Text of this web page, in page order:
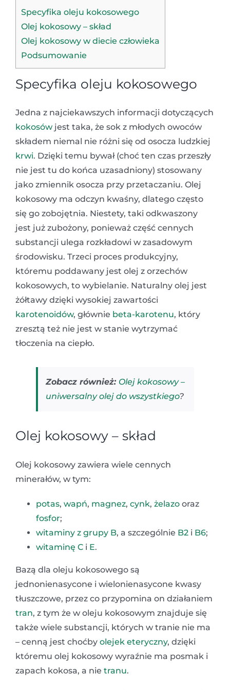
Specyfika oleju kokosowego
Olej kokosowy – skład
Olej kokosowy w diecie człowieka
Podsumowanie
Specyfika oleju kokosowego
Jedna z najciekawszych informacji dotyczących
kokosów jest taka, że sok z młodych owoców
składem niemal nie różni się od osocza ludzkiej
krwi. Dzięki temu bywał (choć ten czas przeszły
nie jest tu do końca uzasadniony) stosowany
jako zmiennik osocza przy przetaczaniu. Olej
kokosowy ma odczyn kwaśny, dlatego często
się go zobojętnia. Niestety, taki odkwaszony
jest już zubożony, ponieważ część cennych
substancji ulega rozkładowi w zasadowym
środowisku. Trzeci proces produkcyjny,
któremu poddawany jest olej z orzechów
kokosowych, to wybielanie. Naturalny olej jest
żółtawy dzięki wysokiej zawartości
karotenoidów, głównie beta-karotenu, który
zresztą też nie jest w stanie wytrzymać
tłoczenia na ciepło.
Zobacz również: Olej kokosowy –
uniwersalny olej do wszystkiego?
Olej kokosowy – skład
Olej kokosowy zawiera wiele cennych
minerałów, w tym:
potas, wapń, magnez, cynk, żelazo oraz
fosfor;
witaminy z grupy B, a szczególnie B2 i B6;
witaminę C i E.
Bazą dla oleju kokosowego są
jednonienasycone i wielonienasycone kwasy
tłuszczowe, przez co przypomina on działaniem
tran, z tym że w oleju kokosowym znajduje się
także wiele substancji, których w tranie nie ma
– cenną jest choćby olejek eteryczny, dzięki
któremu olej kokosowy wyraźnie ma posmak i
zapach kokosa, a nie tranu.